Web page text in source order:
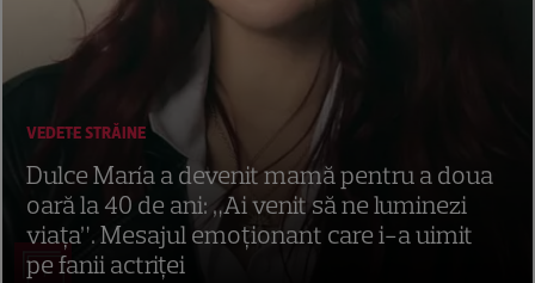
7
VEDETE STRĂINE
Dulce María a devenit mamă pentru a doua
oară la 40 de ani: „Ai venit să ne luminezi
viața”. Mesajul emoționant care i-a uimit
pe fanii actriței